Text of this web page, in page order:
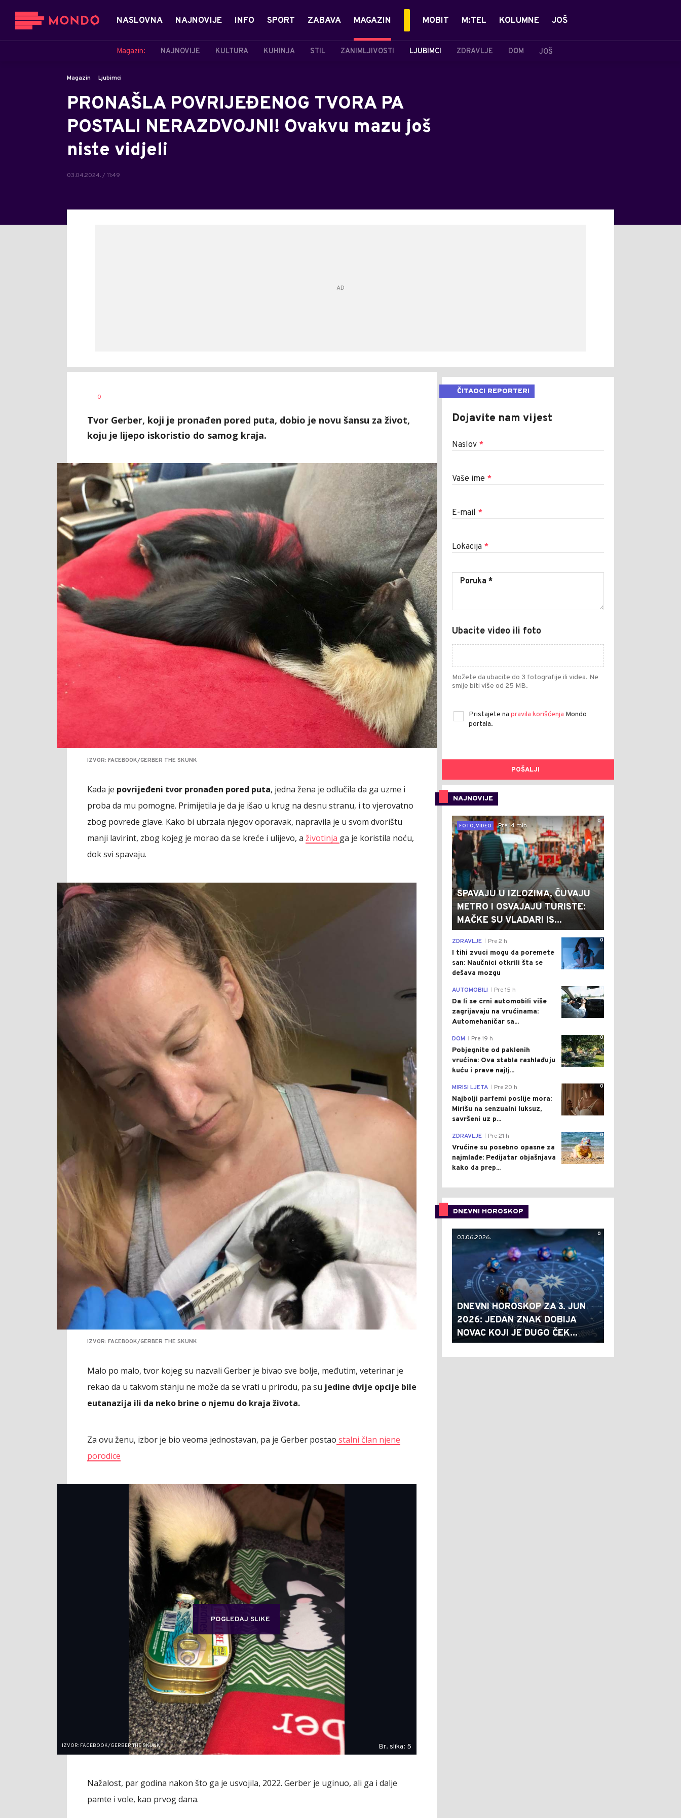
NASLOVNA NAJNOVIJE INFO SPORT ZABAVA MAGAZIN
Magazin: NAJNOVIJE KULTURA KUHINJA STIL ZANIMLJIVOSTI LJUBIMCI ZDRAVLJE DOM JOŠ
MOBIT M:TEL KOLUMNE JOŠ
Magazin Ljubimci
PRONAŠLA POVRIJEĐENOG TVORA PA
POSTALI NERAZDVOJNI! Ovakvu mazu još
niste vidjeli
03.04.2024. / 11:49
0
Tvor Gerber, koji je pronađen pored puta, dobio je novu šansu za život,
koju je lijepo iskoristio do samog kraja.
IZVOR: FACEBOOK/GERBER THE SKUNK
Kada je povrijeđeni tvor pronađen pored puta, jedna žena je odlučila da ga uzme i
proba da mu pomogne. Primijetila je da je išao u krug na desnu stranu, i to vjerovatno
zbog povrede glave. Kako bi ubrzala njegov oporavak, napravila je u svom dvorištu
manji lavirint, zbog kojeg je morao da se kreće i ulijevo, a životinja ga je koristila noću,
dok svi spavaju.
IZVOR: FACEBOOK/GERBER THE SKUNK
Malo po malo, tvor kojeg su nazvali Gerber je bivao sve bolje, međutim, veterinar je
rekao da u takvom stanju ne može da se vrati u prirodu, pa su jedine dvije opcije bile
eutanazija ili da neko brine o njemu do kraja života.
Za ovu ženu, izbor je bio veoma jednostavan, pa je Gerber postao stalni član njene
porodice
POGLEDAJ SLIKE
IZVOR: FACEBOOK/GERBER THE SKUNK Br. slika: 5
Nažalost, par godina nakon što ga je usvojila, 2022. Gerber je uginuo, ali ga i dalje
pamte i vole, kao prvog dana.
ČITAOCI REPORTERI
Dojavite nam vijest
Naslov *
Vaše ime *
E-mail *
Lokacija *
Ubacite video ili foto
Možete da ubacite do 3 fotografije ili videa. Ne
smije biti više od 25 MB.
Pristajete na pravila korišćenja Mondo
portala.
POŠALJI
NAJNOVIJE
0
FOTO, VIDEO
Pre 14 min
SPAVAJU U IZLOZIMA, ČUVAJU
METRO I OSVAJAJU TURISTE:
MAČKE SU VLADARI IS...
0
ZDRAVLJE Pre 2 h
I tihi zvuci mogu da poremete
san: Naučnici otkrili šta se
dešava mozgu
0
AUTOMOBILI Pre 15 h
Da li se crni automobili više
zagrijavaju na vrućinama:
Automehaničar sa...
0
DOM Pre 19 h
Pobjegnite od paklenih
vrućina: Ova stabla rashlađuju
kuću i prave najlj...
0
MIRISI LJETA Pre 20 h
Najbolji parfemi poslije mora:
Mirišu na senzualni luksuz,
savršeni uz p...
0
ZDRAVLJE Pre 21 h
Vrućine su posebno opasne za
najmlađe: Pedijatar objašnjava
kako da prep...
DNEVNI HOROSKOP
0
03.06.2026.
DNEVNI HOROSKOP ZA 3. JUN
2026: JEDAN ZNAK DOBIJA
NOVAC KOJI JE DUGO ČEK...